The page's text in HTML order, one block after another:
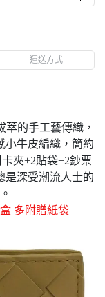
運送方式
的手工藝傳織，
小牛皮編織，簡約
夾+2貼袋+2鈔票
是深受潮流人士的
多附贈紙袋